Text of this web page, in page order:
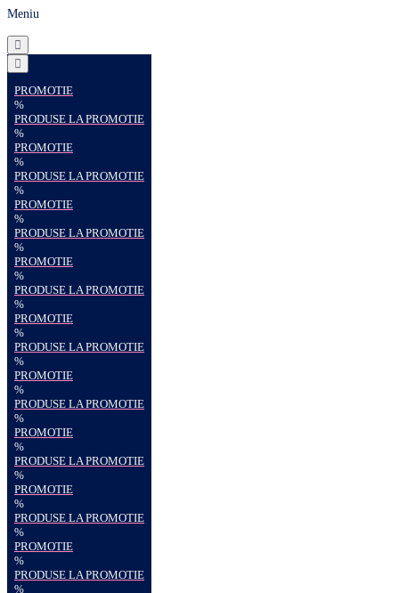
Meniu
PROMOTIE
%
PRODUSE LA PROMOTIE
%
PROMOTIE
%
PRODUSE LA PROMOTIE
%
PROMOTIE
%
PRODUSE LA PROMOTIE
%
PROMOTIE
%
PRODUSE LA PROMOTIE
%
PROMOTIE
%
PRODUSE LA PROMOTIE
%
PROMOTIE
%
PRODUSE LA PROMOTIE
%
PROMOTIE
%
PRODUSE LA PROMOTIE
%
PROMOTIE
%
PRODUSE LA PROMOTIE
%
PROMOTIE
%
PRODUSE LA PROMOTIE
%